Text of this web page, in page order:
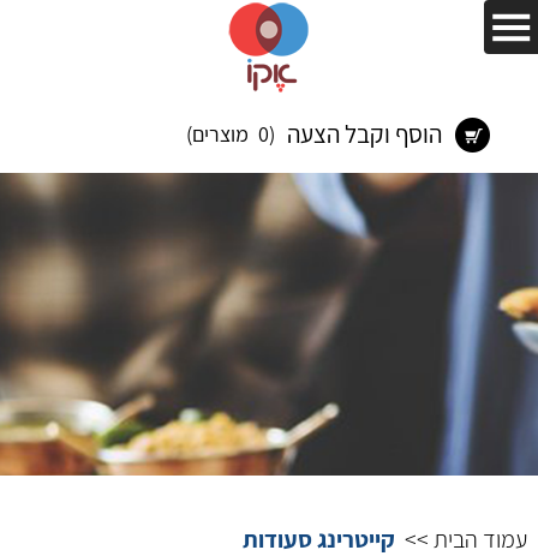
הוסף וקבל הצעה (0 מוצרים)
עמוד הבית >> קייטרינג סעודות